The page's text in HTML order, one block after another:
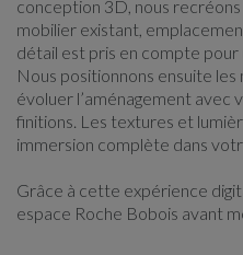
conception 3D, nous
mobilier existant,
détail est pris en compte pour
Nous positionnons ensuite les
évoluer l’aménagement avec
finitions. Les textures et
immersion complète dans
Grâce à cette expérience
espace Roche Bobois avant